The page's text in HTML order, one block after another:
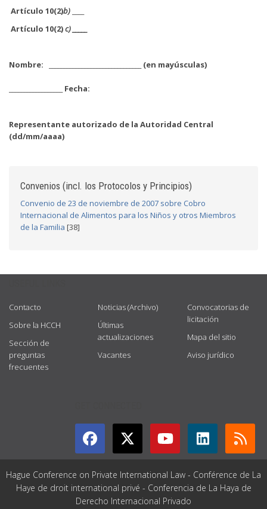
Artículo 10(2)b)
Artículo 10(2)c) _____
Nombre: _______________________________ (en mayúsculas)
__________________ Fecha:
Representante autorizado de la Autoridad Central
(dd/mm/aaaa)
Convenios (incl. los Protocolos y Principios)
Convenio de 23 de noviembre de 2007 sobre Cobro
Internacional de Alimentos para los Niños y otros Miembros
de la Familia [38]
Contacto
Sobre la HCCH
Sección de
preguntas
frecuentes
Noticias (Archivo)
Últimas
actualizaciones
Vacantes
Convocatorias de
licitación
Mapa del sitio
Aviso jurídico
Hague Conference on Private International Law - Conférence de La
Haye de droit international privé - Conferencia de La Haya de
Derecho Internacional Privado